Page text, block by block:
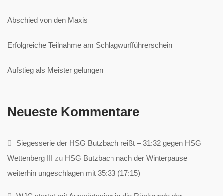
Abschied von den Maxis
Erfolgreiche Teilnahme am Schlagwurfführerschein
Aufstieg als Meister gelungen
Neueste Kommentare
Siegesserie der HSG Butzbach reißt – 31:32 gegen HSG
Wettenberg III zu HSG Butzbach nach der Winterpause
weiterhin ungeschlagen mit 35:33 (17:15)